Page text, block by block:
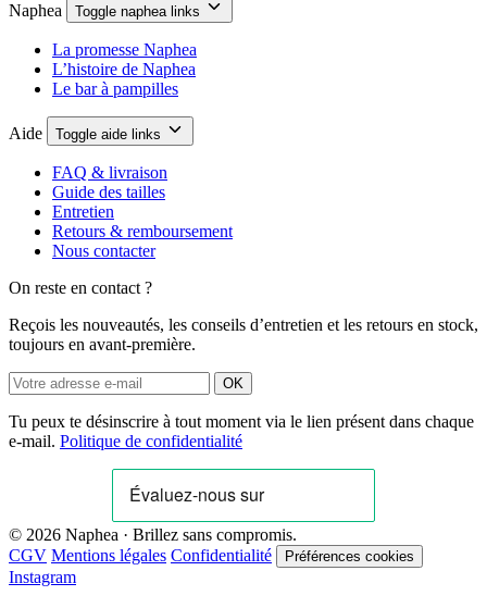
Naphea Toggle naphea links
La promesse Naphea
L’histoire de Naphea
Le bar à pampilles
Aide Toggle aide links
FAQ & livraison
Guide des tailles
Entretien
Retours & remboursement
Nous contacter
On reste en contact ?
Reçois les nouveautés, les conseils d’entretien et les retours en stock,
toujours en avant-première.
OK
Tu peux te désinscrire à tout moment via le lien présent dans chaque
e-mail. Politique de confidentialité
© 2026 Naphea · Brillez sans compromis.
CGV Mentions légales Confidentialité Préférences cookies
Instagram